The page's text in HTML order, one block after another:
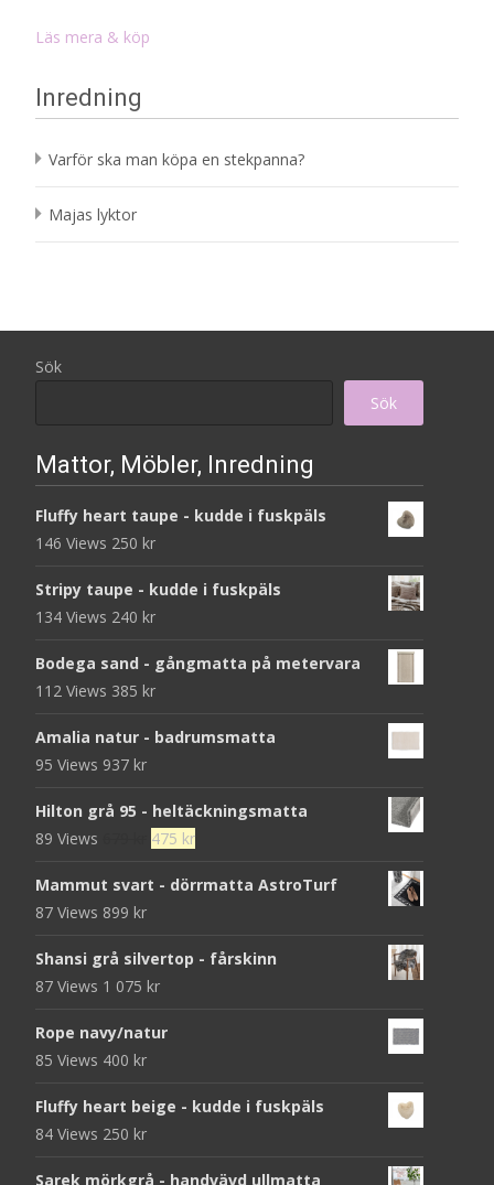
Läs mera & köp
Inredning
Varför ska man köpa en stekpanna?
Majas lyktor
Sök
Sök
Mattor, Möbler, Inredning
Fluffy heart taupe - kudde i fuskpäls
146 Views 250 kr
Stripy taupe - kudde i fuskpäls
134 Views 240 kr
Bodega sand - gångmatta på metervara
112 Views 385 kr
Amalia natur - badrumsmatta
95 Views 937 kr
Hilton grå 95 - heltäckningsmatta
89 Views
Det
priset
475 krDet
priset
475 kr.
Mammut svart - dörrmatta AstroTurf
87 Views 899 kr
Shansi grå silvertop - fårskinn
87 Views 1 075 kr
Rope navy/natur
85 Views 400 kr
Fluffy heart beige - kudde i fuskpäls
84 Views 250 kr
Sarek mörkgrå - handvävd ullmatta